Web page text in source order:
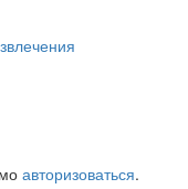
авторизоваться.